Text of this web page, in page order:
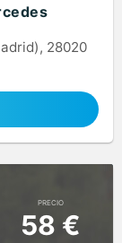
28020
PRECIO
58 €